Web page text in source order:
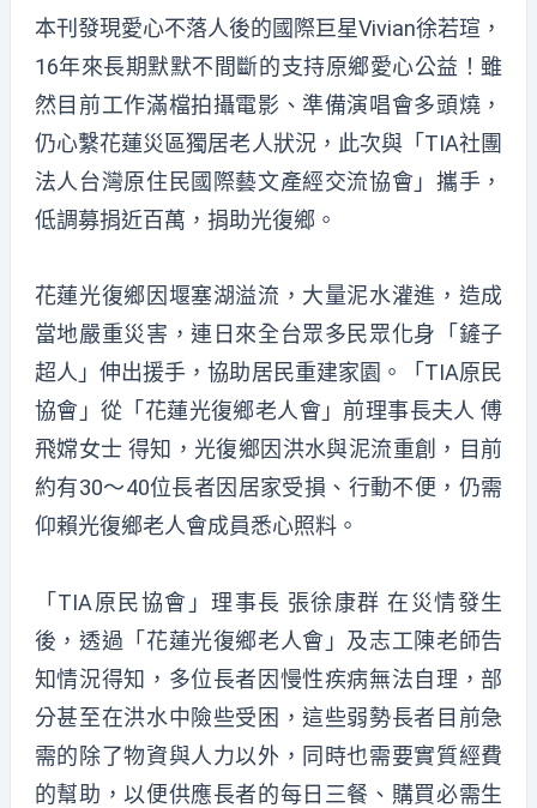
本刊發現愛心不落人後的國際巨星Vivian徐若瑄，
16年來長期默默不間斷的支持原鄉愛心公益！雖
然目前工作滿檔拍攝電影、準備演唱會多頭燒，
仍心繫花蓮災區獨居老人狀況，此次與「TIA社團
法人台灣原住民國際藝文產經交流協會」攜手，
低調募捐近百萬，捐助光復鄉。
花蓮光復鄉因堰塞湖溢流，大量泥水灌進，造成
當地嚴重災害，連日來全台眾多民眾化身「鏟子
超人」伸出援手，協助居民重建家園。「TIA原民
協會」從「花蓮光復鄉老人會」前理事長夫人 傅
飛嫦女士 得知，光復鄉因洪水與泥流重創，目前
約有30～40位長者因居家受損、行動不便，仍需
仰賴光復鄉老人會成員悉心照料。
「TIA原民協會」理事長 張徐康群 在災情發生
後，透過「花蓮光復鄉老人會」及志工陳老師告
知情況得知，多位長者因慢性疾病無法自理，部
分甚至在洪水中險些受困，這些弱勢長者目前急
需的除了物資與人力以外，同時也需要實質經費
的幫助，以便供應長者的每日三餐、購買必需生